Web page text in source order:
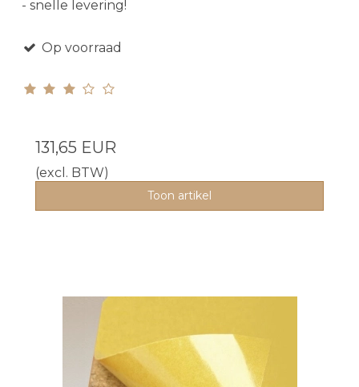
- snelle levering!
Op voorraad
131,65 EUR
(excl. BTW)
Toon artikel